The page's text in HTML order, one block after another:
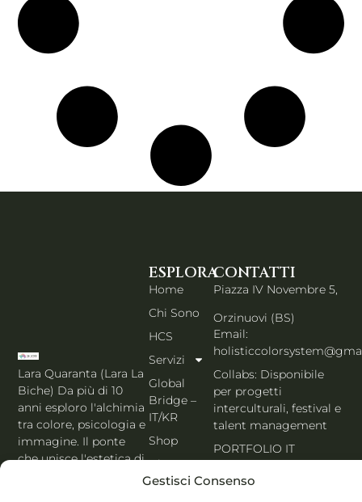
Gestisci Consenso
Lara Quaranta (Lara La
Biche) Da più di 10
anni esploro l'alchimia
tra colore, psicologia e
immagine. Il ponte
che unisce l'estetica di
ESPLORA
Home
Chi Sono
HCS
Servizi
Global
Bridge –
IT/KR
Shop
Blog
Contatti
CONTATTI
Piazza IV Novembre 5,
Orzinuovi (BS)
Email:
Collabs: Disponibile
per progetti
interculturali, festival e
talent management
PORTFOLIO IT